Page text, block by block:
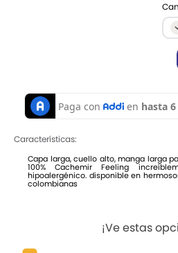
Características:
Capa larga, cuello alto, manga larga
100% Cachemir Feeling
hipoalergénico. disponible en
colombianas
¡Ve estas